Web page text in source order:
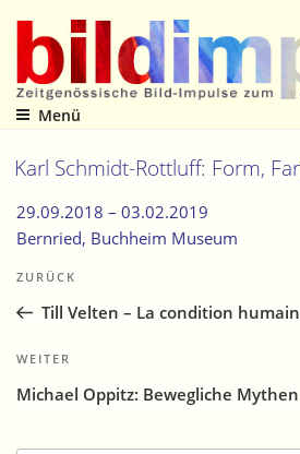
Inhalt
springen
Zeitgenössische Bild-Impulse zum
Menü
Karl Schmidt-Rottluff: Form,
29.09.2018 – 03.02.2019
Bernried, Buchheim Museum
Beitragsnavigation
Vorheriger
Beitrag
ZURÜCK
Till Velten – La condition
Nächster
Beitrag
WEITER
Michael Oppitz: Bewegliche Mythen